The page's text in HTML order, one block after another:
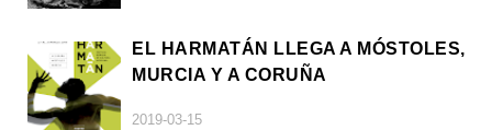
EL HARMATÁN LLEGA A MÓSTOLES,
MURCIA Y A CORUÑA
2019-03-15